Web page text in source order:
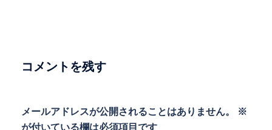
ョコメントを残す
メールアドレスが公開されることはありません。
※
が付いている欄は必須項目です